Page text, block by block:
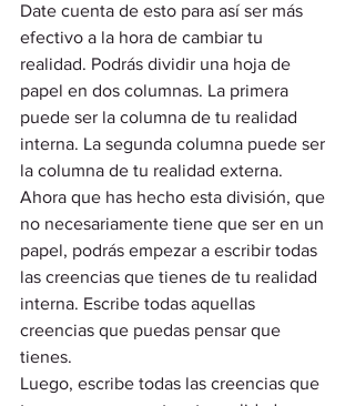
Date cuenta de esto para así ser más
efectivo a la hora de cambiar tu
realidad. Podrás dividir una hoja de
papel en dos columnas. La primera
puede ser la columna de tu realidad
interna. La segunda columna puede ser
la columna de tu realidad externa.
Ahora que has hecho esta división, que
no necesariamente tiene que ser en un
papel, podrás empezar a escribir todas
las creencias que tienes de tu realidad
interna. Escribe todas aquellas
creencias que puedas pensar que
tienes.
Luego, escribe todas las creencias que